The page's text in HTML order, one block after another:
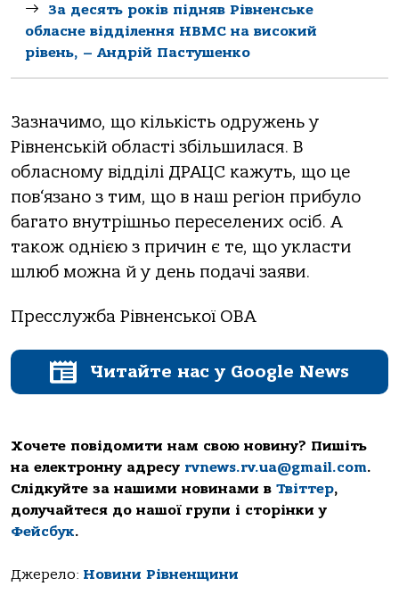
За десять років підняв Рівненське
обласне відділення НВМС на високий
рівень, – Андрій Пастушенко
Зазначимо, що кількість одружень у
Рівненській області збільшилася. В
обласному відділі ДРАЦС кажуть, що це
пов‘язано з тим, що в наш регіон прибуло
багато внутрішньо переселених осіб. А
також однією з причин є те, що укласти
шлюб можна й у день подачі заяви.
Пресслужба Рівненської ОВА
Читайте нас у Google News
Хочете повідомити нам свою новину? Пишіть
на електронну адресу rvnews.rv.ua@gmail.com.
Слідкуйте за нашими новинами в Твіттер,
долучайтеся до нашої групи і сторінки у
Фейсбук.
Джерело: Новини Рівненщини